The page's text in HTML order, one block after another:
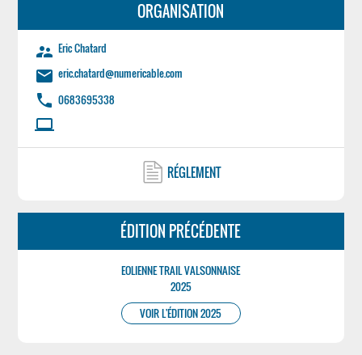
ORGANISATION
supervisor_account Eric Chatard
email eric.chatard@numericable.com
phone 0683695338
laptop
RÉGLEMENT
ÉDITION PRÉCÉDENTE
EOLIENNE TRAIL VALSONNAISE
2025
VOIR L'ÉDITION 2025